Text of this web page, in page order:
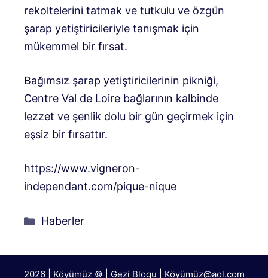
rekoltelerini tatmak ve tutkulu ve özgün
şarap yetiştiricileriyle tanışmak için
mükemmel bir fırsat.
Bağımsız şarap yetiştiricilerinin pikniği,
Centre Val de Loire bağlarının kalbinde
lezzet ve şenlik dolu bir gün geçirmek için
eşsiz bir fırsattır.
https://www.vigneron-
independant.com/pique-nique
Kategoriler
Haberler
2026 | Köyümüz © | Gezi Blogu | Köyümüz@aol.com